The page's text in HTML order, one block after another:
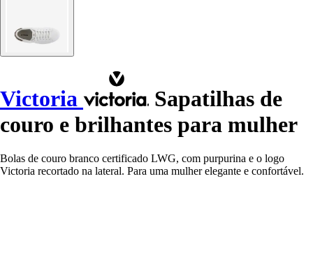
Victoria
Sapatilhas de
couro e brilhantes para mulher
Bolas de couro branco certificado LWG, com purpurina e o logo
Victoria recortado na lateral. Para uma mulher elegante e confortável.